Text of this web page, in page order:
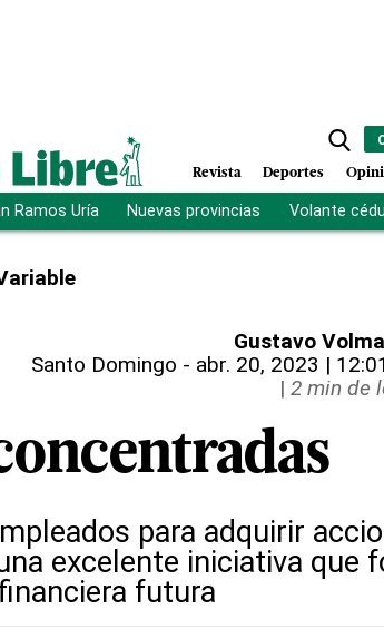
Revista Deportes
Ramos Uría Nuevas provincias Volante
Gustavo
Santo Domingo - abr. 20, 2023 |
| 2 min de
para adquirir
excelente iniciativa que
futura